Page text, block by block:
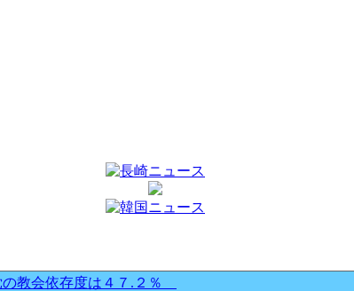
教会依存度は４７.２％